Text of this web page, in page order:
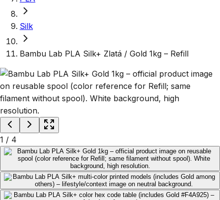
Silk
Bambu Lab PLA Silk+ Zlatá / Gold 1kg – Refill
1 / 4